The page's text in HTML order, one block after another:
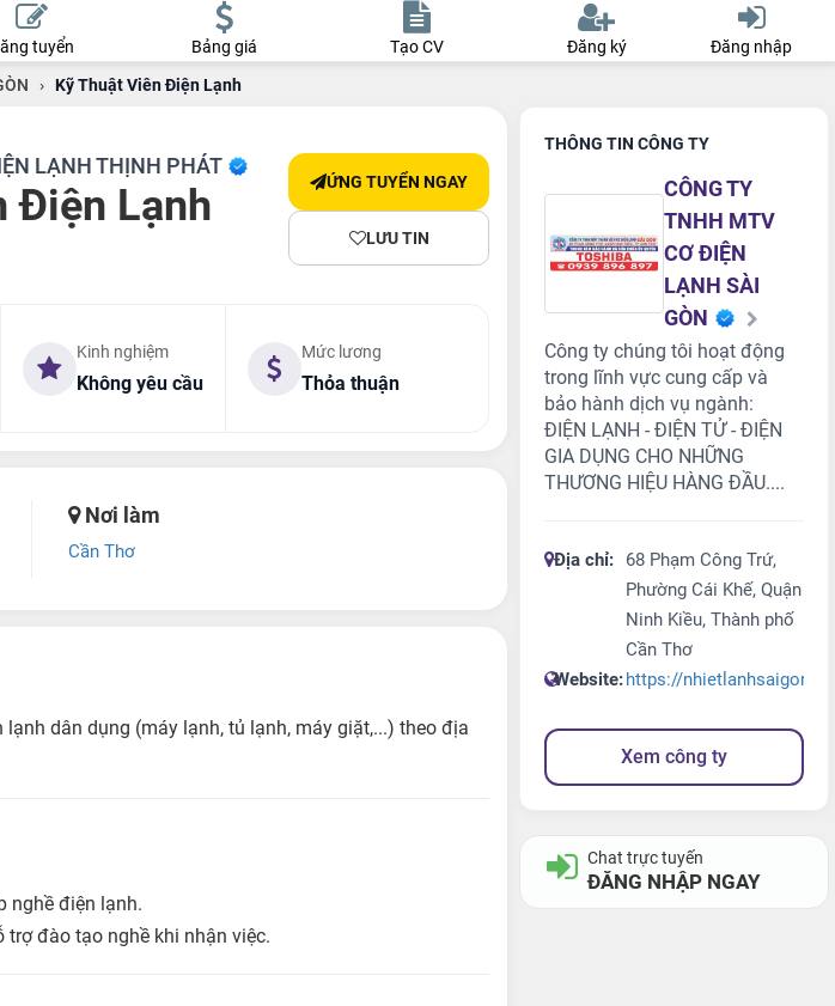
tuyển Bảng giá Tạo CV Đăng ký Đăng nhập
› Kỹ Thuật Viên Điện Lạnh
LẠNH THỊNH PHÁT
Điện Lạnh ỨNG TUYỂN NGAY
LƯU TIN
Kinh nghiệm
Không yêu cầu
Mức lương
Thỏa thuận
Nơi làm
Cần Thơ
dân dụng (máy lạnh, tủ lạnh, máy giặt,...) theo địa
nghề điện lạnh.
trợ đào tạo nghề khi nhận việc.
THÔNG TIN CÔNG TY
CÔNG TY
TNHH MTV
CƠ ĐIỆN
LẠNH SÀI
GÒN
Công ty chúng tôi hoạt động
trong lĩnh vực cung cấp và
bảo hành dịch vụ ngành:
ĐIỆN LẠNH - ĐIỆN TỬ - ĐIỆN
GIA DỤNG CHO NHỮNG
THƯƠNG HIỆU HÀNG ĐẦU....
Địa chỉ:
68 Phạm Công Trứ,
Phường Cái Khế, Quận
Ninh Kiều, Thành phố
Cần Thơ
Website:https://nhietlanhsaigon.vn
Xem công ty
Chat trực tuyến
ĐĂNG NHẬP NGAY